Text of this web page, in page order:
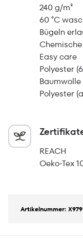
240 g/m²
60 °C
Bügeln
Easy care
Polyester
Polyester
REACH
Oeko-Tex
Artikelnummer: X979